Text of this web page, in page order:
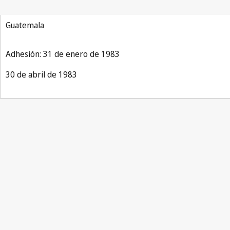
Guatemala
Adhesión: 31 de enero de 1983
30 de abril de 1983